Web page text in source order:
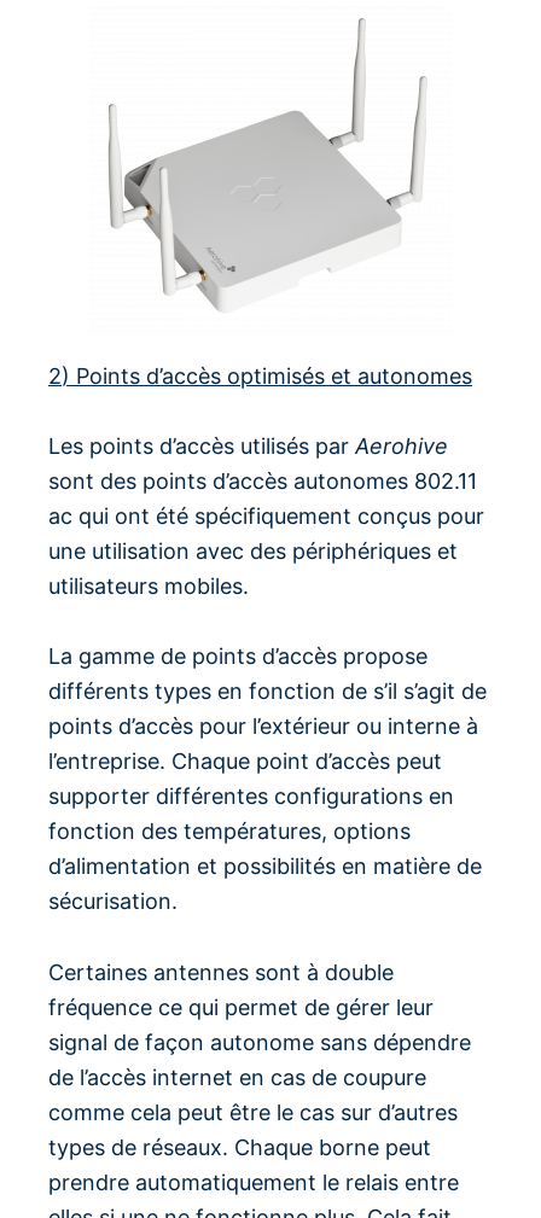
2) Points d’accès optimisés et autonomes
Les points d’accès utilisés parAerohive
sont des points d’accès autonomes 802.11
ac qui ont été spécifiquement conçus pour
une utilisation avec des périphériques et
utilisateurs mobiles.
La gamme de points d’accès propose
différents types en fonction de s’il s’agit de
points d’accès pour l’extérieur ou interne à
l’entreprise. Chaque point d’accès peut
supporter différentes configurations en
fonction des températures, options
d’alimentation et possibilités en matière de
sécurisation.
Certaines antennes sont à double
fréquence ce qui permet de gérer leur
signal de façon autonome sans dépendre
de l’accès internet en cas de coupure
comme cela peut être le cas sur d’autres
types de réseaux. Chaque borne peut
prendre automatiquement le relais entre